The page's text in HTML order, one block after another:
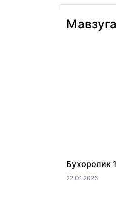
Бухоролик
22.01.2026